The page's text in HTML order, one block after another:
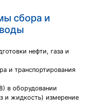
сбора и
нефти, газа и
и транспортирования
в оборудовании
и жидкость) измерение